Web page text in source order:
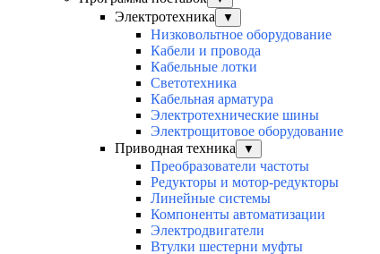
Электротехника ▼
Низковольтное оборудование
Кабели и провода
Кабельные лотки
Светотехника
Кабельная арматура
Электротехнические шины
Электрощитовое оборудование
Приводная техника
▼
Преобразователи частоты
Редукторы и мотор-редукторы
Линейные системы
Компоненты автоматизации
Электродвигатели
Втулки шестерни муфты